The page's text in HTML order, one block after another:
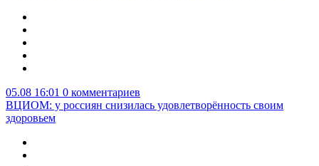
05.08 16:01 0 комментариев
ВЦИОМ: у россиян снизилась удовлетворённость своим
здоровьем